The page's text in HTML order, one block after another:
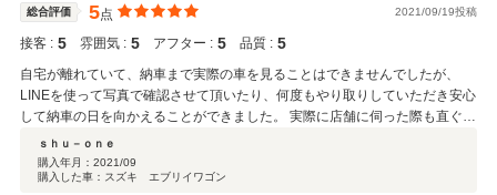
総合評価 5点 2021/09/19投稿
接客 : 5 雰囲気 : 5 アフター : 5 品質 : 5
自宅が離れていて、納車まで実際の車を見ることはできませんでしたが、
LINEを使って写真で確認させて頂いたり、何度もやり取りしていただき安心
して納車の日を向かえることができました。 実際に店舗に伺った際も直ぐに
出迎えをして頂き皆さんあたたかく向かい入れてくださり、べるとっぷさん
で購入して良かったと感じました。 今回購入した車もまた大切に長く乗りた
いと思っています。 本当にありがとうございました。
ｓｈｕ－ｏｎｅ
購入年月： 2021/09
購入した車：スズキ エブリイワゴン